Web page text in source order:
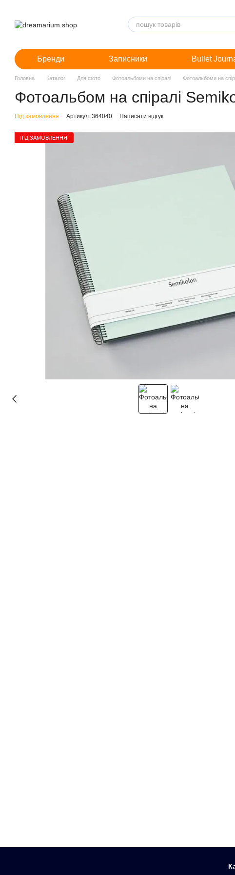
Бренди Записники Bullet
Головна Каталог Для фото Фотоальбоми на спіралі Фотоальбоми на
Фотоальбом на спіралі
Під замовлення Артикул: 364040 Написати відгук
ПІД ЗАМОВЛЕННЯ